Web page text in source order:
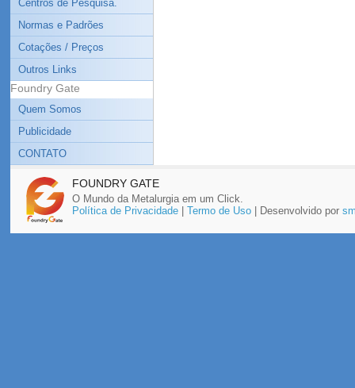
Centros de Pesquisa.
Normas e Padrões
Cotações / Preços
Outros Links
Foundry Gate
Quem Somos
Publicidade
CONTATO
FOUNDRY GATE
O Mundo da Metalurgia em um Click.
Política de Privacidade| Termo de Uso| Desenvolvido por